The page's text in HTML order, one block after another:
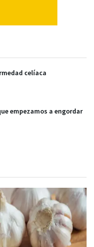
celíaca
empezamos a engordar